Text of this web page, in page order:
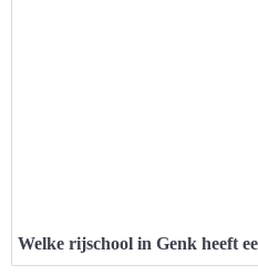
Welke rijschool in Genk heeft